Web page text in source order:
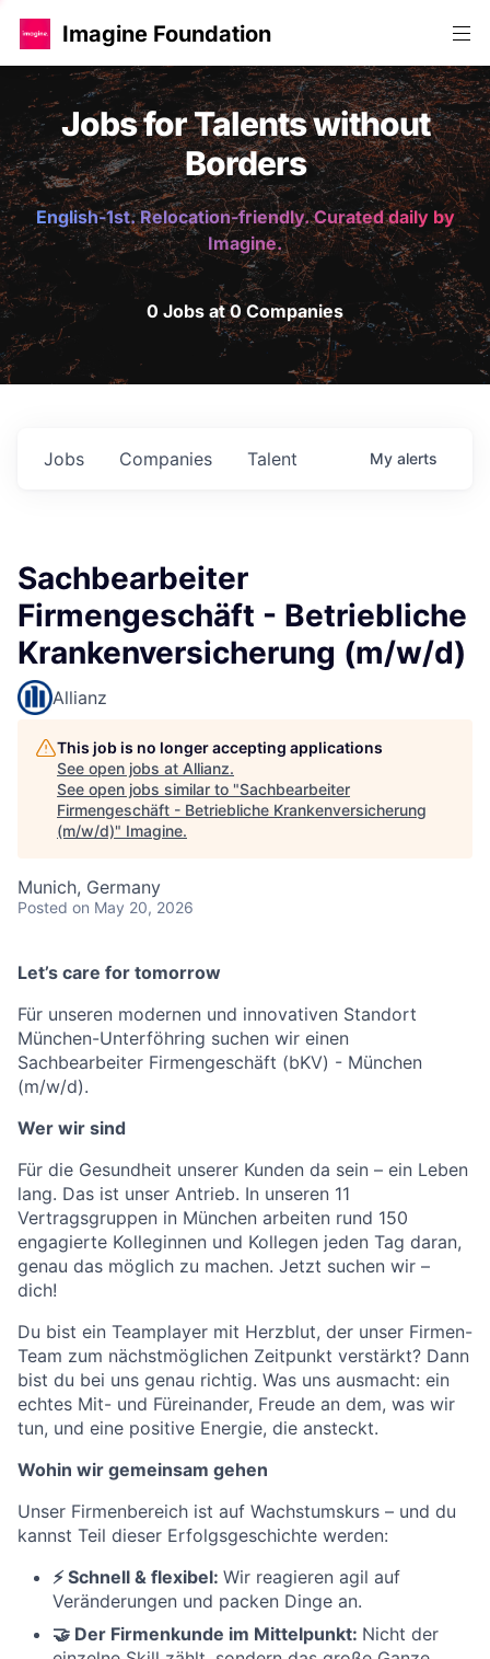
Imagine Foundation
Jobs for Talents without
Borders
English-1st. Relocation-friendly. Curated daily by
Imagine.
0 Jobs at 0 Companies
Jobs Companies Talent My alerts
Sachbearbeiter
Firmengeschäft - Betriebliche
Krankenversicherung (m/w/d)
Allianz
This job is no longer accepting applications
See open jobs at Allianz.
See open jobs similar to "Sachbearbeiter
Firmengeschäft - Betriebliche Krankenversicherung
(m/w/d)" Imagine.
Munich, Germany
Posted on May 20, 2026
Let’s care for tomorrow
Für unseren modernen und innovativen Standort
München-Unterföhring suchen wir einen
Sachbearbeiter Firmengeschäft (bKV) - München
(m/w/d).
Wer wir sind
Für die Gesundheit unserer Kunden da sein – ein Leben
lang. Das ist unser Antrieb. In unseren 11
Vertragsgruppen in München arbeiten rund 150
engagierte Kolleginnen und Kollegen jeden Tag daran,
genau das möglich zu machen. Jetzt suchen wir –
dich!
Du bist ein Teamplayer mit Herzblut, der unser Firmen-
Team zum nächstmöglichen Zeitpunkt verstärkt? Dann
bist du bei uns genau richtig. Was uns ausmacht: ein
echtes Mit- und Füreinander, Freude an dem, was wir
tun, und eine positive Energie, die ansteckt.
Wohin wir gemeinsam gehen
Unser Firmenbereich ist auf Wachstumskurs – und du
kannst Teil dieser Erfolgsgeschichte werden:
⚡Schnell & flexibel: Wir reagieren agil auf
Veränderungen und packen Dinge an.
🤝 Der Firmenkunde im Mittelpunkt: Nicht der